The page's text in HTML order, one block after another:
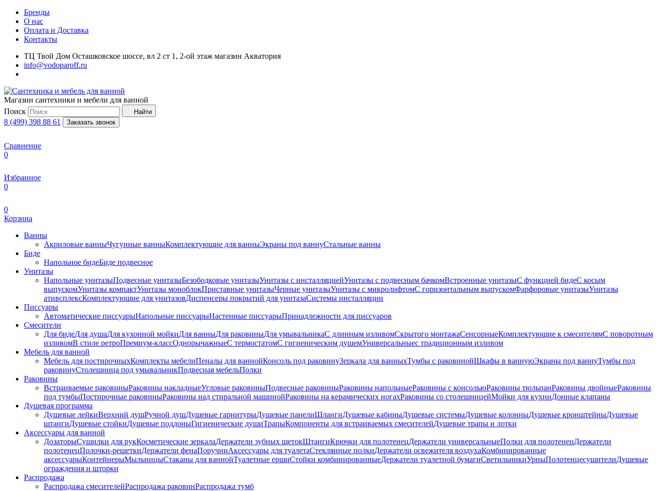
Бренды
О нас
Оплата и Доставка
Контакты
ТЦ Твой Дом Осташковское шоссе, вл 2 ст 1, 2-ой этаж магазин Акватория
info@vodoparoff.ru
Магазин сантехники и мебели для ванной
Поиск
Найти
8 (499) 398 88 61 Заказать звонок
Сравнение
0
Избранное
0
0
Корзина
Ванны
Акриловые ванныЧугунные ванныКомплектующие для ванныЭкраны под ваннуСтальные ванны
Биде
Напольное бидеБиде пoдвеснoе
Унитазы
Напольные унитазыПодвесные унитазыБезободковые унитазыУнитазы с инсталляциейУнитазы с подвесным бачкомВстроенные унитазыС функцией бидеС косым
выпускомУнитазы компактУнитазы моноблокПриставные унитазыЧерные унитазыУнитазы с микролифтомC горизонтальным выпускомФарфоровые унитазыУнитазы
ативсплексКомплектующие для унитазовДиспенсеры покрытий для унитазаСистемы инсталляции
Писсуары
Автоматические писсуарыНапольные писсуарыНастенные писсуарыПринадлежности для писсуаров
Смесители
Для бидеДля душаДля кухонной мойкиДля ванныДля раковиныДля умывальникаС длинным изливомСкрытого монтажаСенсорныеКомплектующие к смесителямС поворотным
изливомВ стиле ретроПремиум-классОднорычажныеС термостатомС гигиеническим душемУниверсальныес традиционным изливом
Мебель для ванной
Мебель для постирочныхКомплекты мебелиПеналы для ваннойКонсоль под раковинуЗеркала для ванныхТумбы с раковинойШкафы в ваннуюЭкраны под ваннуТумбы под
раковинуСтолешница под умывальникПодвесная мебельПолки
Раковины
Встраиваемые раковиныРаковины накладныеУгловые раковиныПодвесные раковиныРаковины напольныеРаковины с консольюРаковины тюльпанРаковины двойныеРаковины
под тумбыПостирочные раковиныРаковины над стиральной машинойРаковины на керамических ногахРаковины со столешницейМойки для кухниДонные клапаны
Душевая программа
Душевые лейкиВерхний душРучной душДушевые гарнитурыДушевые панелиШлангиДушевые кабиныДушевые системыДушевые колонныДушевые кронштейныДушевые
штангиДушевые стойкиДушевые поддоныГигиенические душиТрапыКомпоненты для встраиваемых смесителейДушевые трапы и лотки
Аксессуары для ванной
ДозаторыСушилки для рукКосметические зеркалаДержатели зубных щетокШтангиКрючки для полотенецДержатели универсальныеПолки для полотенецДержатели
полотенецПолочки-решеткиДержатели фенаПоручниАксессуары для туалетаСтеклянные полкиДержатели освежителя воздухаКомбинированные
аксессуарыКонтейнерыМыльницыСтаканы для ваннойТуалетные ершиСтойки комбинированныеДержатели туалетной бумагиСветильникиУрныПолотенцесушителиДушевые
ограждения и шторки
Распродажа
Распродажа смесителейРаспродажа раковинРаспродажа тумб